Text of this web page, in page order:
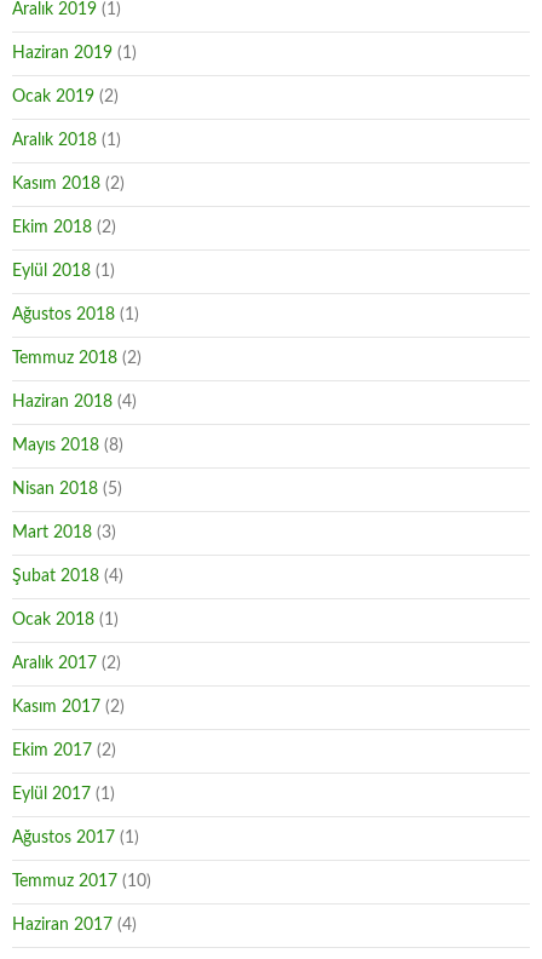
Aralık 2019 (1)
Haziran 2019 (1)
Ocak 2019 (2)
Aralık 2018 (1)
Kasım 2018 (2)
Ekim 2018 (2)
Eylül 2018 (1)
Ağustos 2018 (1)
Temmuz 2018 (2)
Haziran 2018 (4)
Mayıs 2018 (8)
Nisan 2018 (5)
Mart 2018 (3)
Şubat 2018 (4)
Ocak 2018 (1)
Aralık 2017 (2)
Kasım 2017 (2)
Ekim 2017 (2)
Eylül 2017 (1)
Ağustos 2017 (1)
Temmuz 2017 (10)
Haziran 2017 (4)